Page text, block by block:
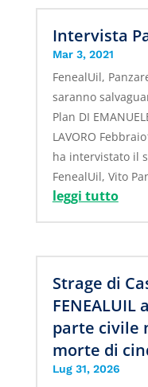
Intervista
Mar 3, 2021
FenealUil,
saranno
Plan DI
LAVORO
ha intervistato il
FenealUil, Vito
leggi tutto
Strage di
FENEALUIL
parte civile
morte di
Lug 31, 2026